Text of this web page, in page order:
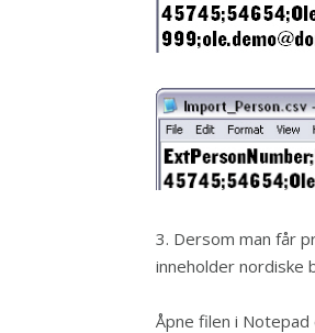
3. Dersom man får
inneholder nordiske
Åpne filen i